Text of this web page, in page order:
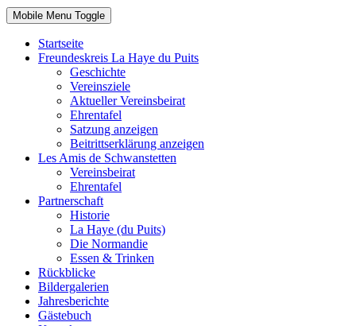
Mobile Menu Toggle
Startseite
Freundeskreis La Haye du Puits
Geschichte
Vereinsziele
Aktueller Vereinsbeirat
Ehrentafel
Satzung anzeigen
Beitrittserklärung anzeigen
Les Amis de Schwanstetten
Vereinsbeirat
Ehrentafel
Partnerschaft
Historie
La Haye (du Puits)
Die Normandie
Essen & Trinken
Rückblicke
Bildergalerien
Jahresberichte
Gästebuch